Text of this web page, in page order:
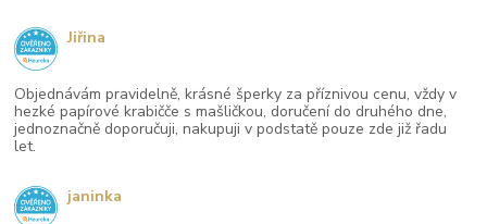
Objednávám pravidelně, krásné šperky za příznivou cenu, vždy v
hezké papírové krabičče s mašličkou, doručení do druhého dne,
jednoznačně doporučuji, nakupuji v podstatě pouze zde již řadu
let.
Jiřina
janinka